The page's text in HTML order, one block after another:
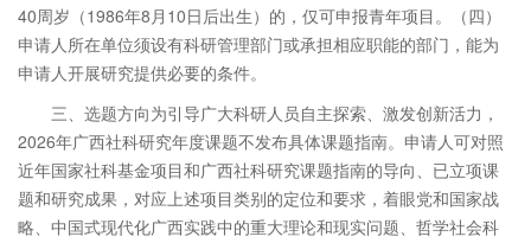
40周岁（1986年8月10日后出生）的，仅可申报青年项目。（四）
申请人所在单位须设有科研管理部门或承担相应职能的部门，能为
申请人开展研究提供必要的条件。
三、选题方向为引导广大科研人员自主探索、激发创新活力，
2026年广西社科研究年度课题不发布具体课题指南。申请人可对照
近年国家社科基金项目和广西社科研究课题指南的导向、已立项课
题和研究成果，对应上述项目类别的定位和要求，着眼党和国家战
略、中国式现代化广西实践中的重大理论和现实问题、哲学社会科